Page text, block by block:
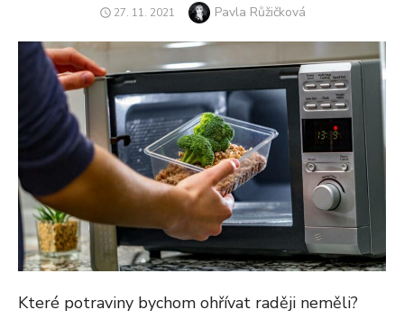
POSTED
27. 11. 2021 Author
Pavla Růžičková
Které potraviny bychom ohřívat raději neměli?